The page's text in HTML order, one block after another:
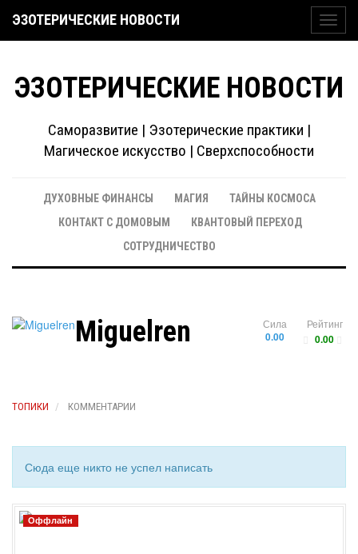
ЭЗОТЕРИЧЕСКИЕ НОВОСТИ
ЭЗОТЕРИЧЕСКИЕ НОВОСТИ
Саморазвитие | Эзотерические практики |
Магическое искусство | Сверхспособности
ДУХОВНЫЕ ФИНАНСЫ МАГИЯ
ТАЙНЫ КОСМОСА
КОНТАКТ С ДОМОВЫМ
КВАНТОВЫЙ ПЕРЕХОД
СОТРУДНИЧЕСТВО
Рейтинг
0.00
Сила
0.00
Miguelren
ТОПИКИ КОММЕНТАРИИ
Сюда еще никто не успел написать
Оффлайн